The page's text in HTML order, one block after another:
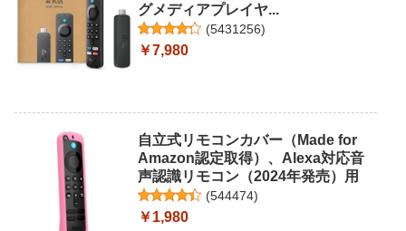
グメディアプレイヤ...
(5431256)
￥7,980
自立式リモコンカバー（Made for
Amazon認定取得）、Alexa対応音
声認識リモコン（2024年発売）用
(544474)
￥1,980